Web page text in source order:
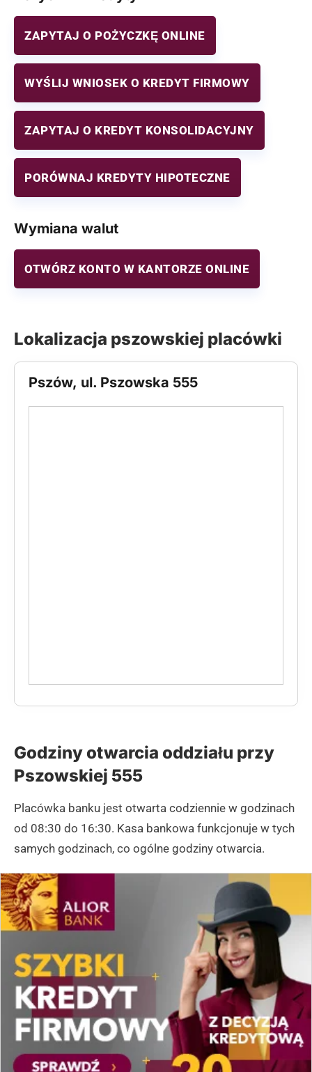
ZAPYTAJ O POŻYCZKĘ ONLINE
WYŚLIJ WNIOSEK O KREDYT FIRMOWY
ZAPYTAJ O KREDYT KONSOLIDACYJNY
PORÓWNAJ KREDYTY HIPOTECZNE
Wymiana walut
OTWÓRZ KONTO W KANTORZE ONLINE
Lokalizacja pszowskiej placówki
Pszów, ul. Pszowska 555
Godziny otwarcia oddziału przy
Pszowskiej 555
Placówka banku jest otwarta codziennie w godzinach
od 08:30 do 16:30. Kasa bankowa funkcjonuje w tych
samych godzinach, co ogólne godziny otwarcia.